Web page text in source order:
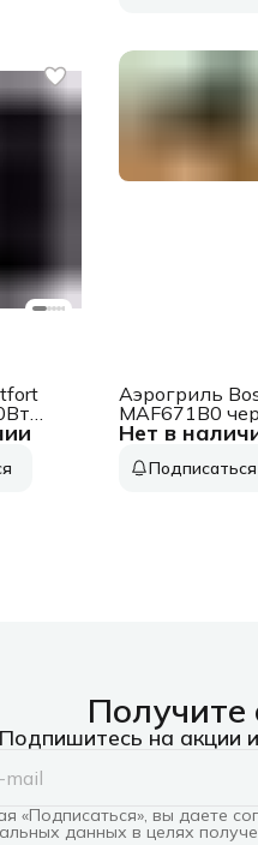
Нет в
Аэрогриль
MAF671B0
Подписаться
Получите
Подпишитесь на акции
«Подписаться», вы даете
данных в целях